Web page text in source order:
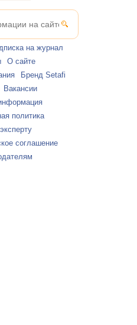
на журнал
О сайте
Бренд Setafi
Вакансии
политика
соглашение